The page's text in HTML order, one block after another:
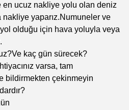
ucuz nakliye yolu olan deniz
yaparız.Numuneler ve
olduğu için hava yoluyla veya
kaç gün sürecek?
varsa, tam
bildirmekten çekinmeyin